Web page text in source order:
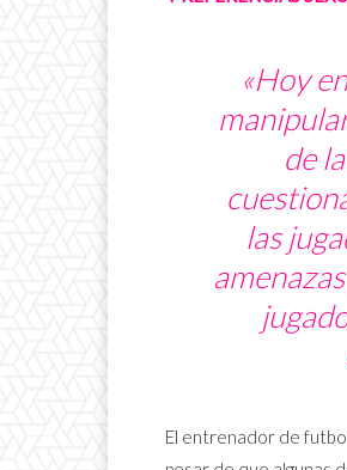
«Hoy
de
las
El entrenador de